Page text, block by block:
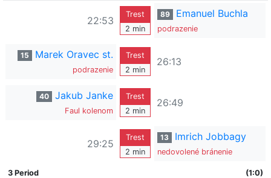
22:53
Trest
2 min
89 Emanuel Buchla
podrazenie
15 Marek Oravec st.
podrazenie
Trest
2 min
26:13
40 Jakub Janke
Faul kolenom
Trest
2 min
26:49
29:25
Trest
2 min
13 Imrich Jobbagy
nedovolené bránenie
3 Period (1:0)